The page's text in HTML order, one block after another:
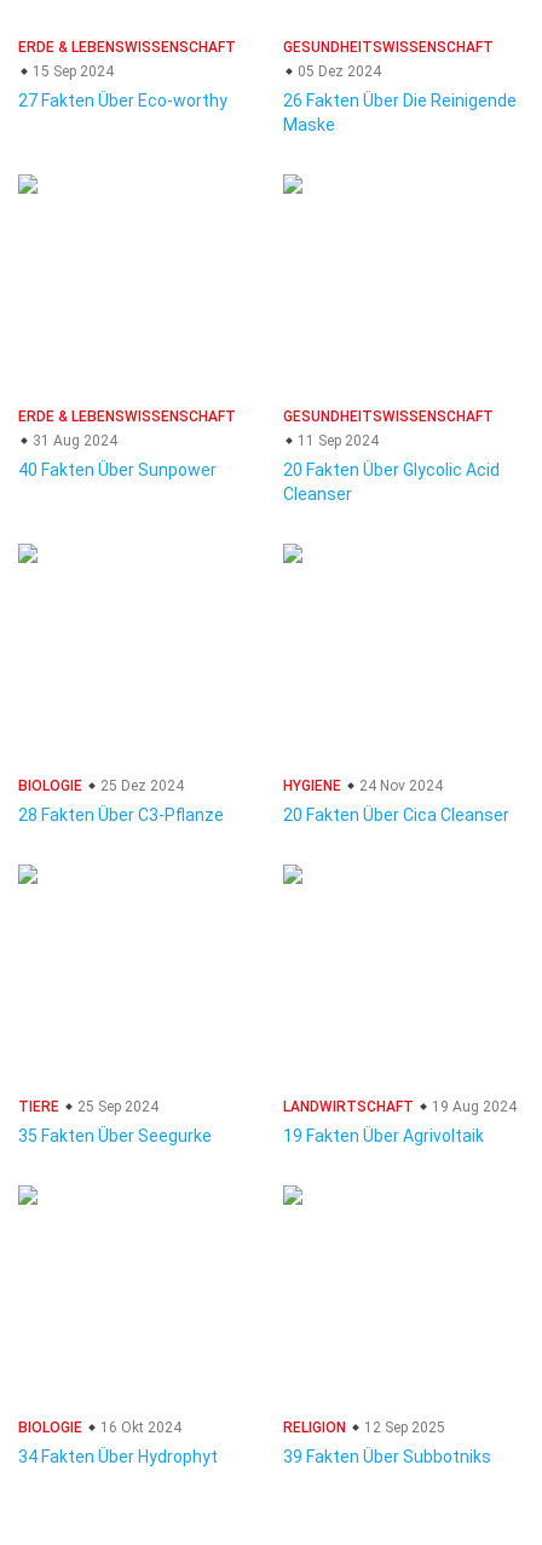
ERDE & LEBENSWISSENSCHAFT
15 Sep 2024
27 Fakten Über Eco-worthy
GESUNDHEITSWISSENSCHAFT
05 Dez 2024
26 Fakten Über Die Reinigende
Maske
ERDE & LEBENSWISSENSCHAFT
31 Aug 2024
40 Fakten Über Sunpower
GESUNDHEITSWISSENSCHAFT
11 Sep 2024
20 Fakten Über Glycolic Acid
Cleanser
BIOLOGIE 25 Dez 2024
28 Fakten Über C3-Pflanze
HYGIENE 24 Nov 2024
20 Fakten Über Cica Cleanser
TIERE 25 Sep 2024
35 Fakten Über Seegurke
LANDWIRTSCHAFT 19 Aug 2024
19 Fakten Über Agrivoltaik
BIOLOGIE 16 Okt 2024
34 Fakten Über Hydrophyt
RELIGION 12 Sep 2025
39 Fakten Über Subbotniks